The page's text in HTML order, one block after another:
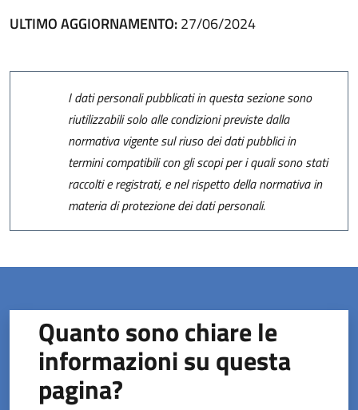
ULTIMO AGGIORNAMENTO:27/06/2024
I dati personali pubblicati in questa sezione sono
riutilizzabili solo alle condizioni previste dalla
normativa vigente sul riuso dei dati pubblici in
termini compatibili con gli scopi per i quali sono stati
raccolti e registrati, e nel rispetto della normativa in
materia di protezione dei dati personali.
Quanto sono chiare le
informazioni su questa
pagina?